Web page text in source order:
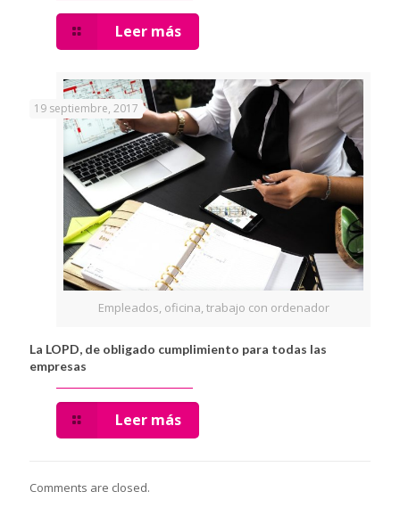
Leer más
Empleados, oficina, trabajo con ordenador
19 septiembre, 2017
La LOPD, de obligado cumplimiento para todas las
empresas
Leer más
Comments are closed.